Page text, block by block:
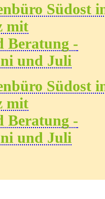
Südost
mit
Beratung -
und Juli
Südost
mit
Beratung -
und Juli